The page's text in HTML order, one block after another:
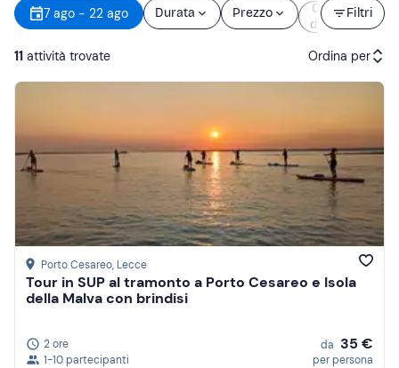
Filtri
7 ago - 22 ago Durata Prezzo
Orario
d’inizio
11 attività trovate Ordina per
Prezzo (crescente)
Prezzo (decrescente)
Recensioni
Porto Cesareo, Lecce
Tour in SUP al tramonto a Porto Cesareo e Isola
della Malva con brindisi
2 ore
1-10 partecipanti
da 35 €
per persona